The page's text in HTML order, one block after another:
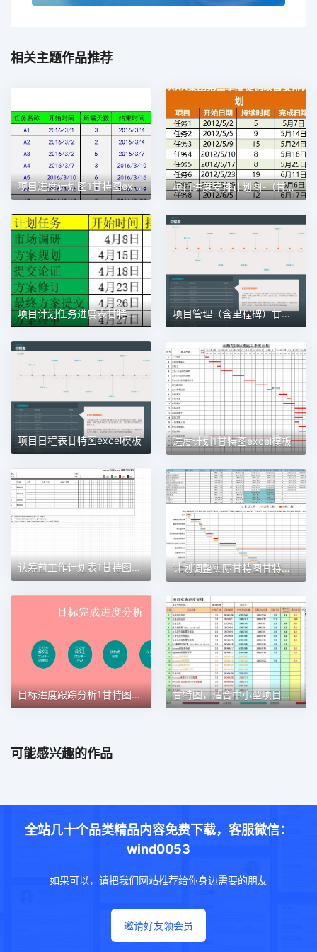
相关主题作品推荐
项目进度计划图1甘特图excel模板 项目进度安排计划图-（甘特图）1甘特图excel模板
项目计划任务进度表甘特图1甘特图excel模板 项目管理（含里程碑）甘特图excel模板
项目日程表甘特图excel模板 进度计划1甘特图excel模板
认筹前工作计划表1甘特图excel模板 计划调整实际甘特图甘特图excel模板
目标进度跟踪分析1甘特图excel模板 甘特图，适合中小型项目管理使用甘特图excel模板
可能感兴趣的作品
全站几十个品类精品内容免费下载，客服微信：
wind0053
如果可以，请把我们网站推荐给你身边需要的朋友
邀请好友领会员